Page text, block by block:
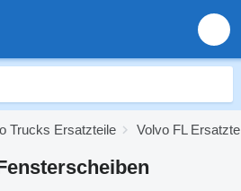
Trucks Ersatzteile Volvo FL